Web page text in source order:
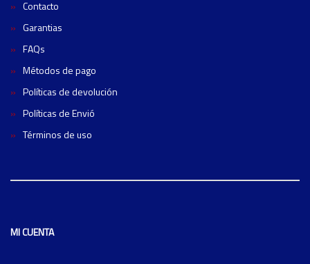
Contacto
Garantias
FAQs
Métodos de pago
Políticas de devolución
Políticas de Envió
Términos de uso
MI CUENTA